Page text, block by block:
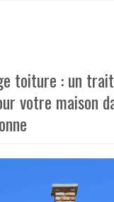
toiture : un
votre maison